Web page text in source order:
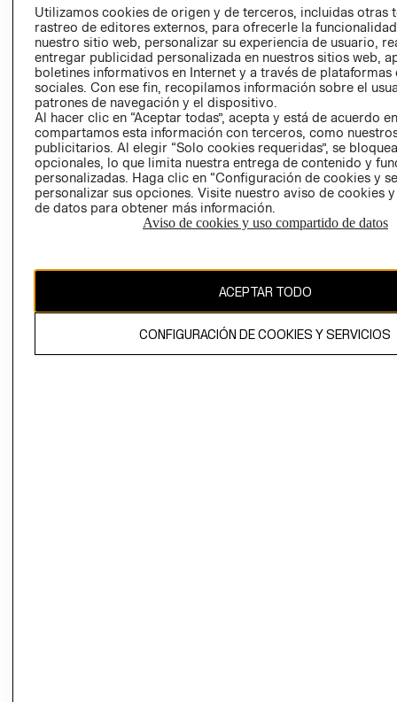
AVISO DE
PRIVACIDAD
GIFT CARD
AVISO DE
COOKIES
Chile ($)
El contenido de esta página web está protegido por copyright y es
propiedad de H&M Hennes & Mauritz AB.
Utilizamos cookies de origen y de terceros, incluidas otras
rastreo de editores externos, para ofrecerle la
nuestro sitio web, personalizar su experiencia de usuario,
entregar publicidad personalizada en nuestros sitios web,
boletines informativos en Internet y a través de plataformas
sociales. Con ese fin, recopilamos información sobre el
patrones de navegación y el dispositivo.
Al hacer clic en “Aceptar todas”, acepta y está de acuerdo
compartamos esta información con terceros, como
publicitarios. Al elegir “Solo cookies requeridas”, se
opcionales, lo que limita nuestra entrega de contenido y
personalizadas. Haga clic en “Configuración de cookies y
personalizar sus opciones. Visite nuestro aviso de cookies
de datos para obtener más información.
Aviso de cookies y uso compartido de datos
ACEPTAR TODO
CONFIGURACIÓN DE COOKIES Y SERVICIOS